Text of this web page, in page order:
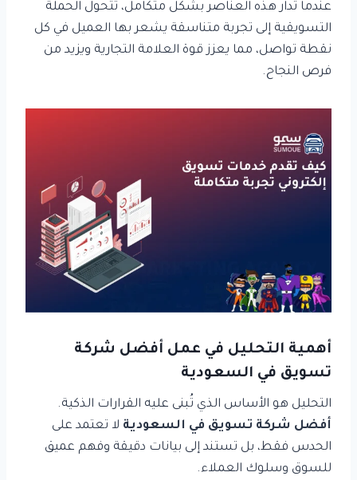
عندما تُدار هذه العناصر بشكل متكامل، تتحول الحملة
التسويقية إلى تجربة متناسقة يشعر بها العميل في كل
نقطة تواصل، مما يعزز قوة العلامة التجارية ويزيد من
فرص النجاح.
أهمية التحليل في عمل أفضل شركة
تسويق في السعودية
التحليل هو الأساس الذي تُبنى عليه القرارات الذكية.
أفضل شركة تسويق في السعودية لا تعتمد على
الحدس فقط، بل تستند إلى بيانات دقيقة وفهم عميق
للسوق وسلوك العملاء.